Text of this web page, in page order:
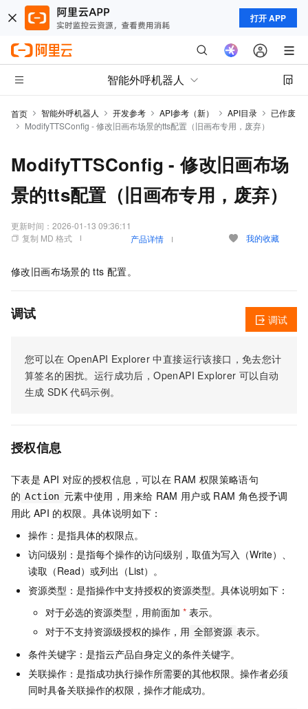
打开 APP
智能外呼机器人
首页 智能外呼机器人 开发参考 API参考（新） API目录
已作废
ModifyTTSConfig - 修改旧画布场景的tts配置（旧画布专用，废弃）
ModifyTTSConfig - 修改旧画布场
景的tts配置（旧画布专用，废弃）
更新时间： 2026-01-13 09:36:11
复制 MD 格式
产品详情 我的收藏
修改旧画布场景的 tts 配置。
调试
您可以在 OpenAPI Explorer 中直接运行该接口，免去您计
算签名的困扰。运行成功后，OpenAPI Explorer 可以自动
生成 SDK 代码示例。
调试
授权信息
下表是 API 对应的授权信息，可以在 RAM 权限策略语句
的 Action 元素中使用，用来给 RAM 用户或 RAM 角色授予调
用此 API 的权限。具体说明如下：
操作：是指具体的权限点。
访问级别：是指每个操作的访问级别，取值为写入（Write）、
读取（Read）或列出（List）。
资源类型：是指操作中支持授权的资源类型。具体说明如下：
对于必选的资源类型，用前面加 * 表示。
对于不支持资源级授权的操作，用 全部资源 表示。
条件关键字：是指云产品自身定义的条件关键字。
关联操作：是指成功执行操作所需要的其他权限。操作者必须
同时具备关联操作的权限，操作才能成功。